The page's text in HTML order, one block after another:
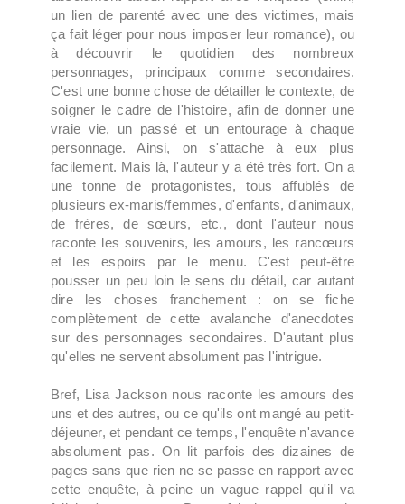
un lien de parenté avec une des victimes, mais
ça fait léger pour nous imposer leur romance), ou
à découvrir le quotidien des nombreux
personnages, principaux comme secondaires.
C'est une bonne chose de détailler le contexte, de
soigner le cadre de l'histoire, afin de donner une
vraie vie, un passé et un entourage à chaque
personnage. Ainsi, on s'attache à eux plus
facilement. Mais là, l'auteur y a été très fort. On a
une tonne de protagonistes, tous affublés de
plusieurs ex-maris/femmes, d'enfants, d'animaux,
de frères, de sœurs, etc., dont l'auteur nous
raconte les souvenirs, les amours, les rancœurs
et les espoirs par le menu. C'est peut-être
pousser un peu loin le sens du détail, car autant
dire les choses franchement : on se fiche
complètement de cette avalanche d'anecdotes
sur des personnages secondaires. D'autant plus
qu'elles ne servent absolument pas l'intrigue.
Bref, Lisa Jackson nous raconte les amours des
uns et des autres, ou ce qu'ils ont mangé au petit-
déjeuner, et pendant ce temps, l'enquête n'avance
absolument pas. On lit parfois des dizaines de
pages sans que rien ne se passe en rapport avec
cette enquête, à peine un vague rappel qu'il va